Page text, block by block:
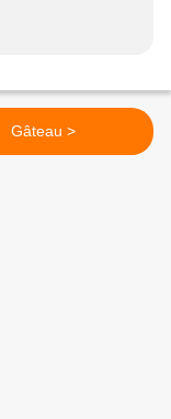
Gâteau >